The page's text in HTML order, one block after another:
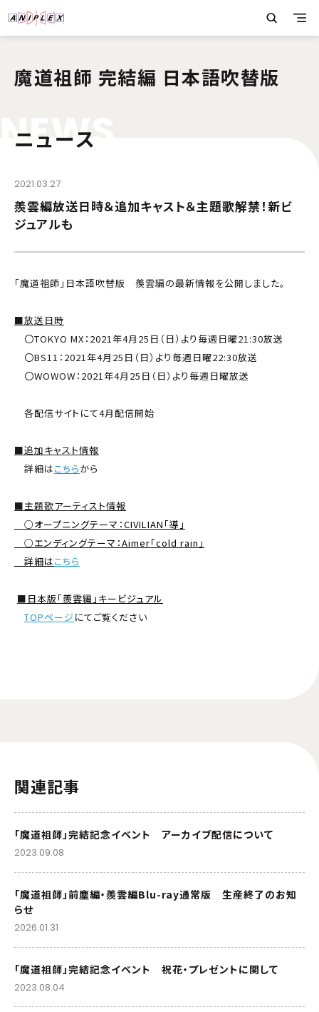
魔道祖師 完結編 日本語吹替版
NEWS
ニュース
2021.03.27
羨雲編放送日時＆追加キャスト＆主題歌解禁！新ビ
ジュアルも
「魔道祖師」日本語吹替版 羨雲編の最新情報を公開しました。
■放送日時
〇TOKYO MX：2021年4月25日（日）より毎週日曜21:30放送
〇BS11：2021年4月25日（日）より毎週日曜22:30放送
〇WOWOW：2021年4月25日（日）より毎週日曜放送
各配信サイトにて4月配信開始
■追加キャスト情報
詳細はこちらから
■主題歌アーティスト情報
○オープニングテーマ：CIVILIAN「導」
○エンディングテーマ：Aimer「cold rain」
詳細はこちら
■ 日本版「羨雲編」キービジュアル
TOPページ にてご覧ください
関連記事
「魔道祖師」完結記念イベント アーカイブ配信について
2023.09.08
「魔道祖師」前塵編・羨雲編Blu-ray通常版 生産終了のお知
らせ
2026.01.31
「魔道祖師」完結記念イベント 祝花・プレゼントに関して
2023.08.04